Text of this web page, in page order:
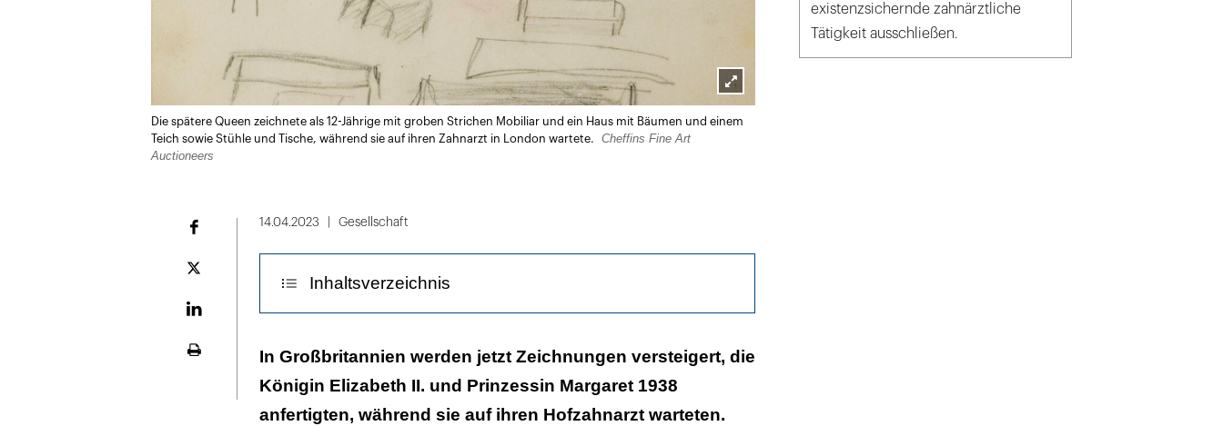
Lightbox
öffnen
Die spätere Queen zeichnete als 12-Jährige mit groben Strichen Mobiliar und ein Haus mit Bäumen und einem
Teich sowie Stühle und Tische, während sie auf ihren Zahnarzt in London wartete.
Cheffins Fine Art
Auctioneers
Plattform
14.04.2023 Gesellschaft
Inhaltsverzeichnis
Ein Fenster in das Kindheitsleben der verstorbenen Majestät
In Großbritannien werden jetzt Zeichnungen versteigert, die
Königin Elizabeth II. und Prinzessin Margaret 1938
anfertigten, während sie auf ihren Hofzahnarzt warteten.
existenzsichernde zahnärztliche
Tätigkeit ausschließen.